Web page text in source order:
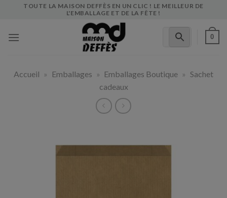
TOUTE LA MAISON DEFFÈS EN UN CLIC ! LE MEILLEUR DE
L'EMBALLAGE ET DE LA FÊTE !
0
Accueil » Emballages » Emballages Boutique » Sachet
cadeaux